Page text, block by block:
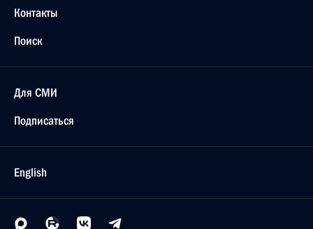
Контакты
Поиск
Для СМИ
Подписаться
English